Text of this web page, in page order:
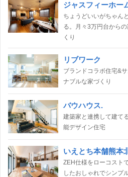
ジャスフィーホー
ちょうどいいがちゃん
る。月々3万円台から
くり
リブワーク
ブランドコラボ住宅&
ナブルな家づくり
バウハウス.
建築家と連携して建て
能デザイン住宅
いえとち本舗熊本
ZEH仕様をローコスト
したおしゃれでシンプ